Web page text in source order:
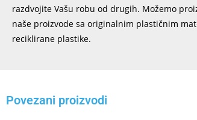
razdvojite Vašu robu od drugih. Možemo
naše proizvode sa originalnim plastičnim
reciklirane plastike.
Povezani proizvodi